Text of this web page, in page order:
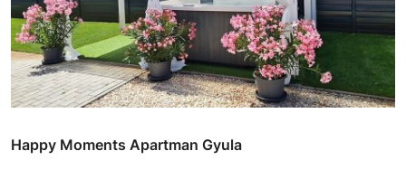
Happy Moments Apartman Gyula